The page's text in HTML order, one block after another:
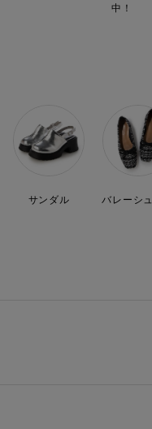
中！
サンダル バレーシ